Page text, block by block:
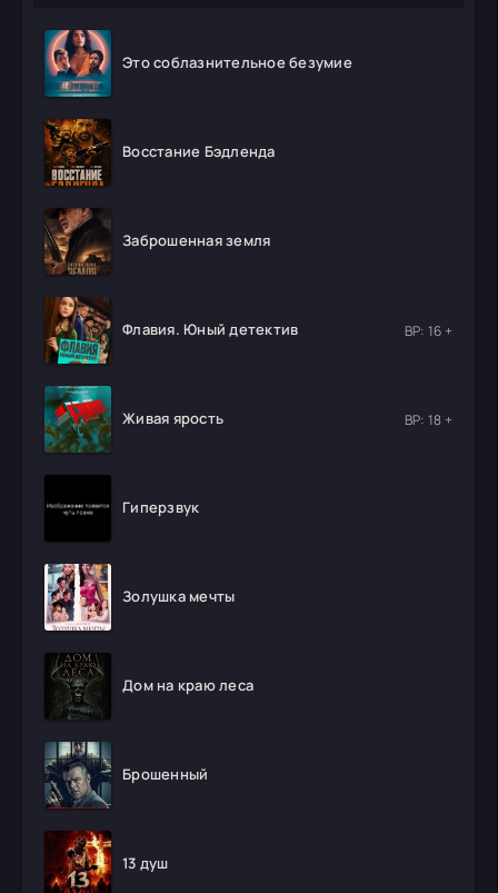
Это соблазнительное безумие
Восстание Бэдленда
Заброшенная земля
Флавия. Юный детектив ВР: 16 +
Живая ярость ВР: 18 +
Гиперзвук
Золушка мечты
Дом на краю леса
Брошенный
13 душ